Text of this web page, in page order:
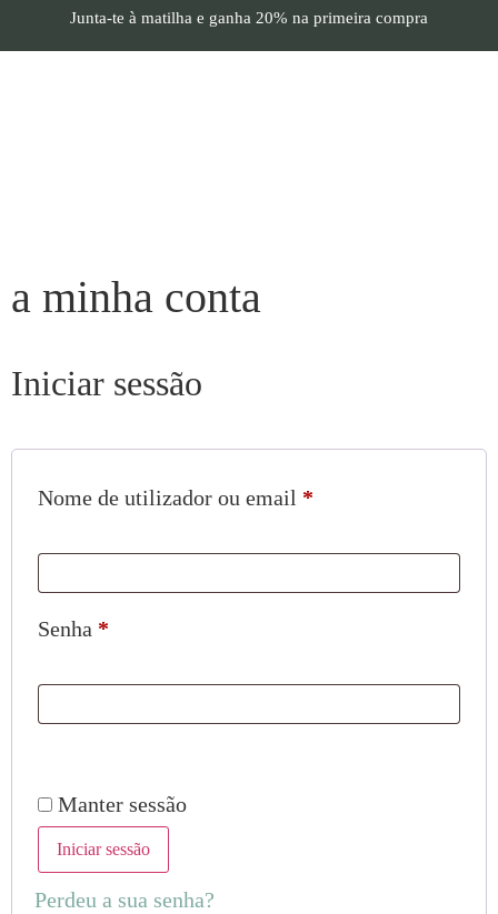
Junta-te à matilha e ganha 20% na primeira compra
a minha conta
Iniciar sessão
Nome de utilizador ou email *
Senha *
Manter sessão
Iniciar sessão
Perdeu a sua senha?